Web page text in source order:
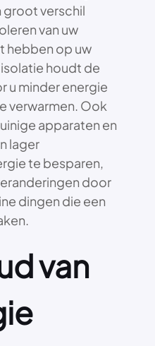
groot verschil
van uw
hebben op uw
houdt de
u minder energie
verwarmen. Ook
apparaten en
lager
te besparen,
door
dingen die een
van